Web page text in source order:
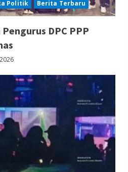
Politik Berita Terbaru
DPC PPP